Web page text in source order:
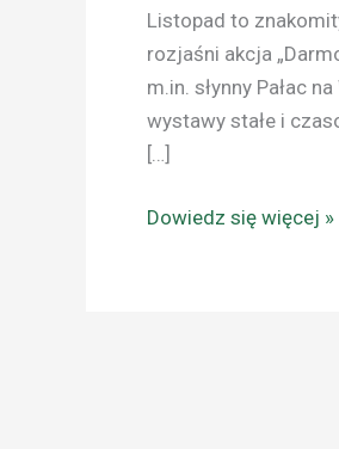
Listopad to
rozjaśni akcja
m.in. słynny Pałac
wystawy stałe i
[…]
Dowiedz się więcej »